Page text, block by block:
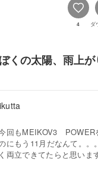
4 ダ
くの太陽、雨上
回もMEIKOV3 POWER
もう11月だなんて。。。
両立できてたらと思いま
は子供のころカエルをい